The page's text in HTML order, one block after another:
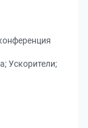
Ускорители;